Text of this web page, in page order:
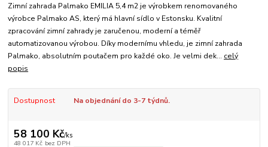
Zimní zahrada Palmako EMILIA 5,4 m2 je výrobkem renomovaného
výrobce Palmako AS, který má hlavní sídlo v Estonsku. Kvalitní
zpracování zimní zahrady je zaručenou, moderní a téměř
automatizovanou výrobou. Díky modernímu vhledu, je zimní zahrada
Palmako, absolutním poutačem pro každé oko. Je velmi dek... celý
popis
Dostupnost Na objednání do 3-7 týdnů.
58 100 Kč/ks
48 017 Kč bez DPH